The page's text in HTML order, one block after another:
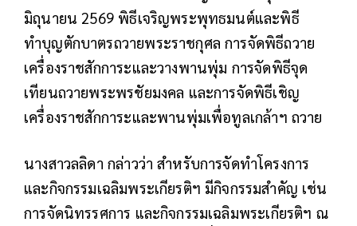
มิถุนายน 2569 พิธีเจริญพระพุทธมนต์และพิธี
ทำบุญตักบาตรถวายพระราชกุศล การจัดพิธีถวาย
เครื่องราชสักการะและวางพานพุ่ม การจัดพิธีจุด
เทียนถวายพระพรชัยมงคล และการจัดพิธีเชิญ
เครื่องราชสักการะและพานพุ่มเพื่อทูลเกล้าฯ ถวาย
นางสาวลลิดา กล่าวว่า สำหรับการจัดทำโครงการ
และกิจกรรมเฉลิมพระเกียรติฯ มีกิจกรรมสำคัญ เช่น
การจัดนิทรรศการ และกิจกรรมเฉลิมพระเกียรติฯ ณ